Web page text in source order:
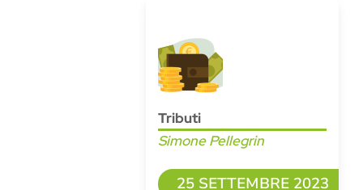
Tributi
Simone Pellegrin
25 SETTEMBRE 2023